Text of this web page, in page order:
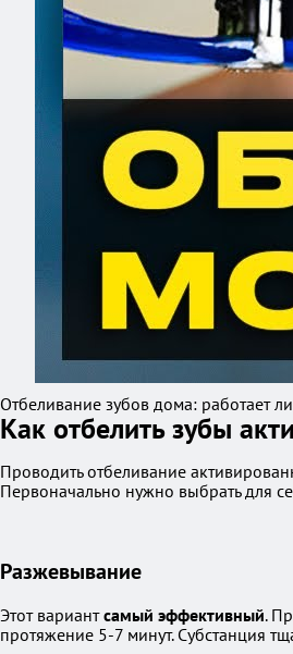
Отбеливание зубов дома: работает
Как отбелить зубы
Проводить отбеливание
Первоначально нужно выбрать для
Разжевывание
Этот вариантсамый эффективный.
протяжение 5-7 минут. Субстанция